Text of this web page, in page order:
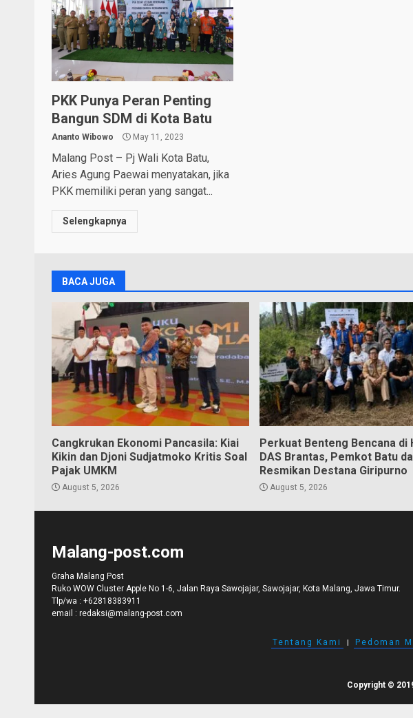
PKK Punya Peran Penting
Bangun SDM di Kota Batu
Ananto Wibowo May 11, 2023
Malang Post – Pj Wali Kota Batu,
Aries Agung Paewai menyatakan, jika
PKK memiliki peran yang sangat...
Selengkapnya
BACA JUGA
Cangkrukan Ekonomi Pancasila: Kiai
Kikin dan Djoni Sudjatmoko Kritis Soal
Pajak UMKM
August 5, 2026
Perkuat Benteng Bencana di
DAS Brantas, Pemkot Batu
Resmikan Destana Giripurno
August 5, 2026
Malang-post.com
Graha Malang Post
Ruko WOW Cluster Apple No 1-6, Jalan Raya Sawojajar, Sawojajar, Kota Malang, Jawa Timur.
Tlp/wa : +62818383911
email : redaksi@malang-post.com
Tentang Kami I Pedoman
Copyright ©